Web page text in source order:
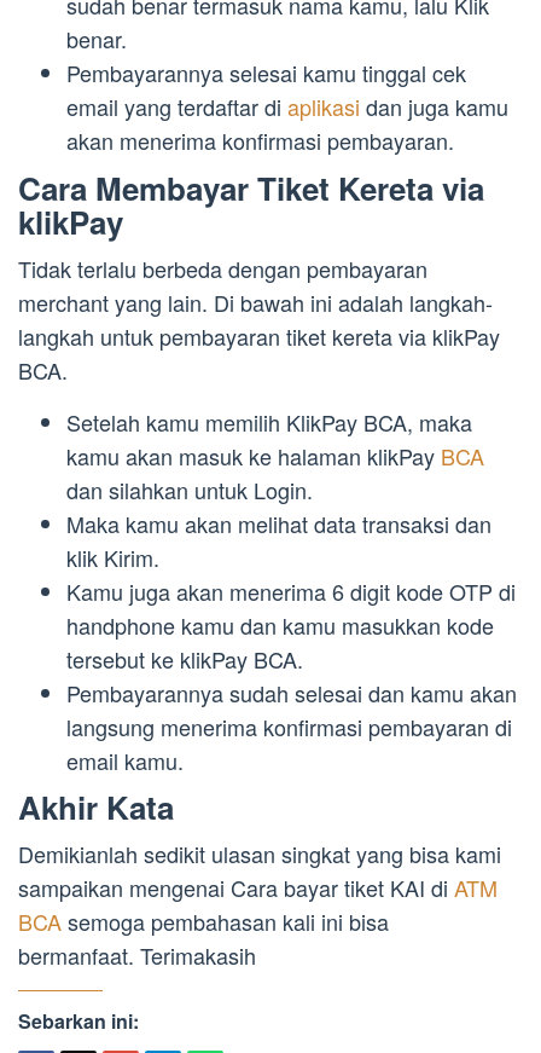
benar.
Pembayarannya selesai kamu tinggal cek
email yang terdaftar di aplikasi dan juga kamu
akan menerima konfirmasi pembayaran.
Cara Membayar Tiket Kereta via
klikPay
Tidak terlalu berbeda dengan pembayaran
merchant yang lain. Di bawah ini adalah langkah-
langkah untuk pembayaran tiket kereta via klikPay
BCA.
Setelah kamu memilih KlikPay BCA, maka
kamu akan masuk ke halaman klikPay BCA
dan silahkan untuk Login.
Maka kamu akan melihat data transaksi dan
klik Kirim.
Kamu juga akan menerima 6 digit kode OTP di
handphone kamu dan kamu masukkan kode
tersebut ke klikPay BCA.
Pembayarannya sudah selesai dan kamu akan
langsung menerima konfirmasi pembayaran di
email kamu.
Akhir Kata
Demikianlah sedikit ulasan singkat yang bisa kami
sampaikan mengenai Cara bayar tiket KAI di ATM
BCAsemoga pembahasan kali ini bisa
bermanfaat. Terimakasih
Sebarkan ini: